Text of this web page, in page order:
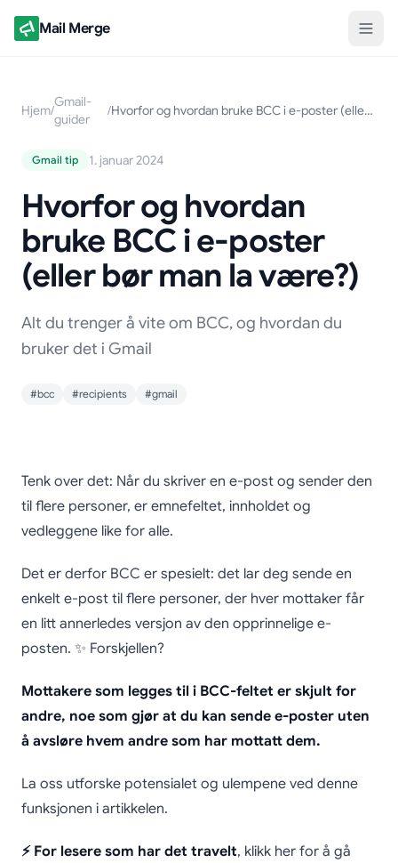
Mail Merge
Hjem/
Gmail-
guider
/ Hvorfor og hvordan bruke BCC i e-poster (eller bør man la være?)
Gmail tip 1. januar 2024
Hvorfor og hvordan
bruke BCC i e-poster
(eller bør man la være?)
Alt du trenger å vite om BCC, og hvordan du
bruker det i Gmail
#bcc #recipients #gmail
Hvorfor og hvordan
bruke BCC i e-poster
(eller bør man la
være?)
Tenk over det: Når du skriver en e-post og sender den
til flere personer, er emnefeltet, innholdet og
vedleggene like for alle.
Det er derfor BCC er spesielt: det lar deg sende en
enkelt e-post til flere personer, der hver mottaker får
en litt annerledes versjon av den opprinnelige e-
posten. ✨ Forskjellen?
Mottakere som legges til i BCC-feltet er skjult for
andre, noe som gjør at du kan sende e-poster uten
å avsløre hvem andre som har mottatt dem.
La oss utforske potensialet og ulempene ved denne
funksjonen i artikkelen.
⚡ For lesere som har det travelt, klikk her for å gå